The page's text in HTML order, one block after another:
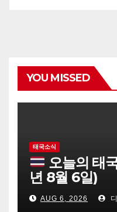
YOU MISSED
태국소식
오늘의 태
년 8월 6일)
AUG 6, 2026